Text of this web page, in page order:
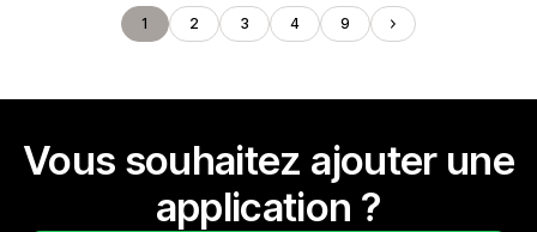
1 2 3 4 9
Vous souhaitez ajouter une
application ?